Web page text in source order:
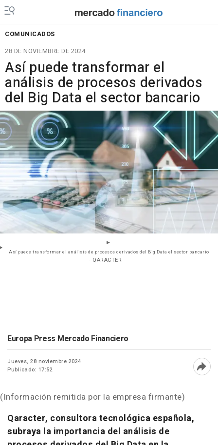
COMUNICADOS
28 DE NOVIEMBRE DE 2024
Así puede transformar el
análisis de procesos derivados
del Big Data el sector bancario
Así puede transformar el análisis de procesos derivados del Big Data el sector bancario
- QARACTER
Europa Press Mercado Financiero
Jueves, 28 noviembre 2024
Publicado: 17:52
(Información remitida por la empresa firmante)
Qaracter, consultora tecnológica española,
subraya la importancia del análisis de